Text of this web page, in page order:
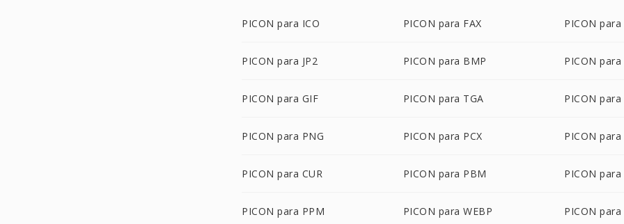
PICON para ICO PICON para FAX PICON para
PICON para JP2 PICON para BMP PICON
PICON para GIF PICON para TGA PICON para
PICON para PNG PICON para PCX PICON para
PICON para CUR PICON para PBM PICON para
PICON para PPM PICON para WEBP PICON para